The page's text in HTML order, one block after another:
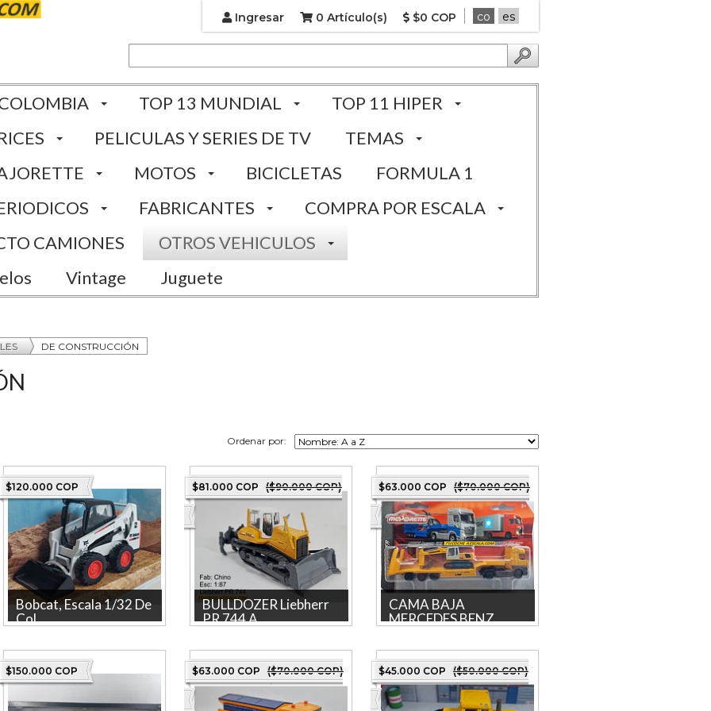
Ingresar 0 Artículo(s) $0 COP co es
TOP 13 MUNDIAL
TOP 11 HIPER
PELICULAS Y SERIES DE TV
TEMAS
MOTOS BICICLETAS
FORMULA 1
FABRICANTES
COMPRA POR ESCALA
CAMIONES
OTROS VEHICULOS
Vintage Juguete
DE CONSTRUCCIÓN
Ordenar por:
$120.000 COP
Bobcat, Escala 1/32 De
Col...
tienda más grande en linea de
Colombia. Pieza
coleccionable ta...
$81.000 COP ($90.000 COP)
BULLDOZER Liebherr
PR 744 A...
más grande en línea de
Colombia. Producto
licenciado. Pieza c...
$63.000 COP ($70.000 COP)
CAMA BAJA
MERCEDES BENZ
CAMA BAJA MERCEDES
BENZ ACTROS CON RETRO,
Escala 1:64, Marca
MAJORETTE COLECCION
2...
$150.000 COP $63.000 COP ($70.000 COP) $45.000 COP ($50.000 COP)